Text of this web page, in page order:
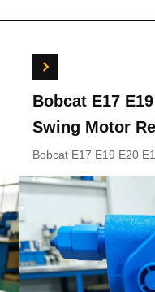
Bobcat E17
Swing Motor
7024419 Cho
Bobcat E17 E19 E20